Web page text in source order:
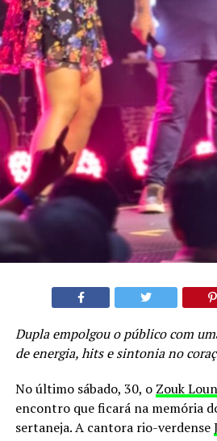
Dupla empolgou o público com
de energia, hits e sintonia no
No último sábado, 30, o Zouk
encontro que ficará na memória
sertaneja. A cantora rio-verdense